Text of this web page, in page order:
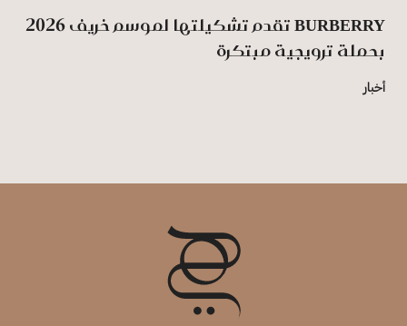
BURBERRY تقدم تشكيلتها لموسم خريف 2026
بحملة ترويجية مبتكرة
أخبار